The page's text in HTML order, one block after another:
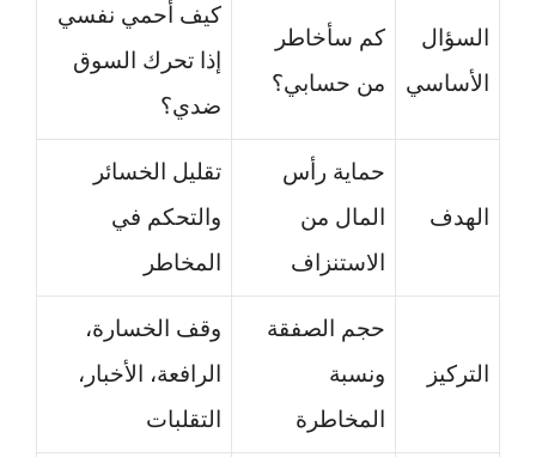
السؤال
الأساسي
كم سأخاطر
من حسابي؟
كيف أحمي نفسي
إذا تحرك السوق
ضدي؟
الهدف
حماية رأس
المال من
الاستنزاف
تقليل الخسائر
والتحكم في
المخاطر
التركيز
حجم الصفقة
ونسبة
المخاطرة
وقف الخسارة،
الرافعة، الأخبار،
التقلبات